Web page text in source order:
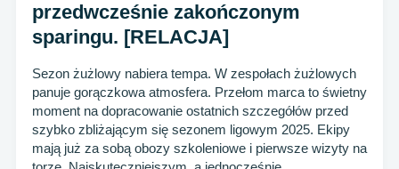
przedwcześnie zakończonym
sparingu. [RELACJA]
Sezon żużlowy nabiera tempa. W zespołach żużlowych
panuje gorączkowa atmosfera. Przełom marca to świetny
moment na dopracowanie ostatnich szczegółów przed
szybko zbliżającym się sezonem ligowym 2025. Ekipy
mają już za sobą obozy szkoleniowe i pierwsze wizyty na